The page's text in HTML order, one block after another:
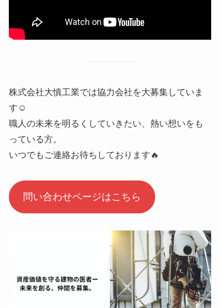
株式会社大慎工業では協力会社を大募集していま
す☺️
職人の未来を明るくしていきたい、熱い想いをも
っている方。
いつでもご連絡お待ちしております🔥
問い合わせページはこちら